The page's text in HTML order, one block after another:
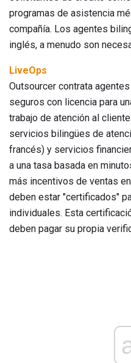
programas de asistencia
compañía. Los agentes
inglés, a menudo son
LiveOps
Outsourcer contrata
seguros con licencia para
trabajo de atención al
servicios bilingües de
francés) y servicios
a una tasa basada en
más incentivos de ventas
deben estar "certificados"
individuales. Esta
deben pagar su propia